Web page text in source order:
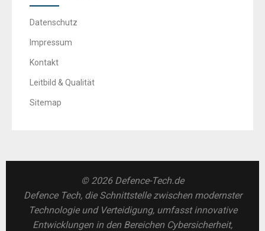
Datenschutz
Impressum
Kontakt
Leitbild & Qualität
Sitemap
© 2026 Defence-Tech.de
Defence Tech, die Schnittstelle zwischen modernster
Technologie und Verteidigung, umfasst innovative
Entwicklungen in den Bereichen Cybersicherheit,